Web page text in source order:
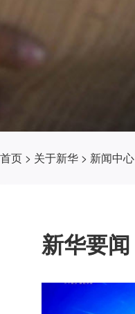
首页 > 关于新华 > 新闻中心
新华要闻